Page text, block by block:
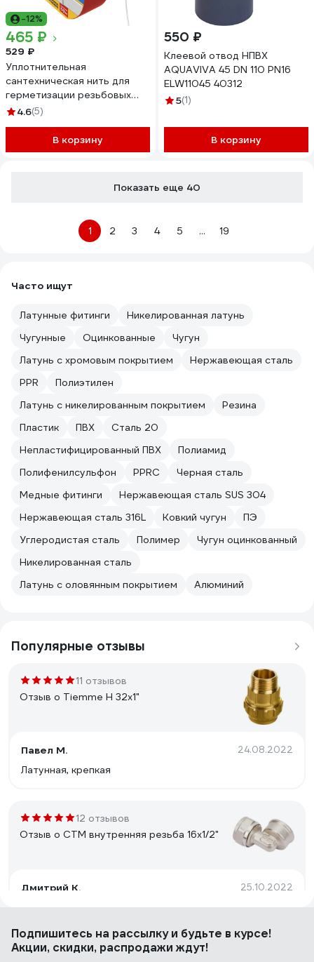
-12%
465 ₽
529 ₽
Уплотнительная
сантехническая нить для
герметизации резьбовых
соединений ADHESOL uniseal
4.6(5)
В корзину
550 ₽
Клеевой отвод НПВХ
AQUAVIVA 45 DN 110 PN16
ELW11045 40312
5(1)
В корзину
Показать еще 40
1 2 3 4 5 ... 19
Часто ищут
Латунные фитинги
Никелированная латунь
Чугунные
Оцинкованные
Чугун
Латунь с хромовым покрытием
Нержавеющая сталь
PPR
Полиэтилен
Латунь с никелированным покрытием
Резина
Пластик
ПВХ
Сталь 20
Непластифицированный ПВХ
Полиамид
Полифенилсульфон
PPRC
Черная сталь
Медные фитинги
Нержавеющая сталь SUS 304
Нержавеющая сталь 316L
Ковкий чугун
ПЭ
Углеродистая сталь
Полимер
Чугун оцинкованный
Никелированная сталь
Латунь с оловянным покрытием
Алюминий
Популярные отзывы
11 отзывов
Отзыв о Tiemme Н 32х1"
Павел М. 24.08.2022
Латунная, крепкая
12 отзывов
Отзыв о СТМ внутренняя резьба 16х1/2"
Дмитрий К. 25.10.2022
Легко монтируется
4 отзыва
Подпишитесь на рассылкуи будьте в курсе!
Акции, скидки, распродажи ждут!